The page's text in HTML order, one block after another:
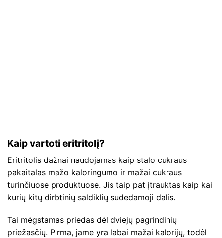
Kaip vartoti eritritolį?
Eritritolis dažnai naudojamas kaip stalo cukraus
pakaitalas mažo kaloringumo ir mažai cukraus
turinčiuose produktuose. Jis taip pat įtrauktas kaip kai
kurių kitų dirbtinių saldiklių sudedamoji dalis.
Tai mėgstamas priedas dėl dviejų pagrindinių
priežasčių. Pirma, jame yra labai mažai kalorijų, todėl